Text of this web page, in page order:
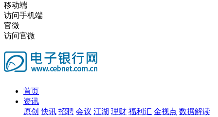
移动端
访问手机端
官微
访问官微
首页
资讯
原创 快讯 招聘 会议 江湖 理财 福利汇 金视点 数据解读